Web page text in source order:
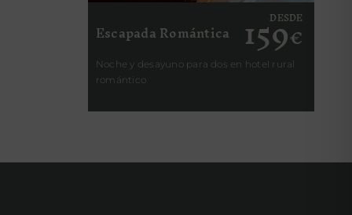
Escapada Romántica
DESDE
159€
Noche y desayuno para dos en hotel rural
romántico